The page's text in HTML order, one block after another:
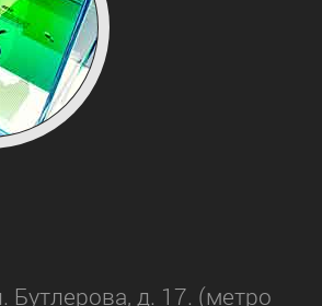
Бутлерова, д. 17. (метро